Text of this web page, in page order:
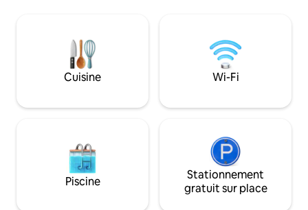
16 km de Saint-Jacques-de-Compostelle
et à 30 km des plages.
Vous trouverez
déconnecter,
de moments
Cuisine Wi-Fi
Piscine
Stationnement
gratuit sur place